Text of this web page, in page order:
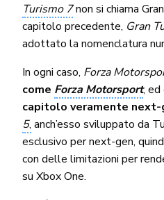
Turismo 7non si chiama
capitolo precedente, Gran
adottato la nomenclatura
In ogni caso, Forza
come Forza Motorsport,
capitolo veramente next-
5, anch’esso sviluppato da
esclusivo per next-gen,
con delle limitazioni per
su Xbox One.